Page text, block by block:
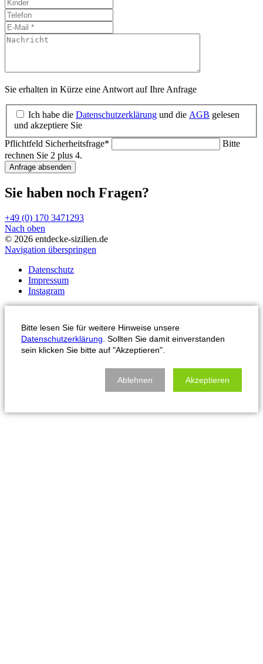
Sie erhalten in Kürze eine Antwort auf Ihre Anfrage
Ich habe die Datenschutzerklärung und die AGB gelesen
und akzeptiere Sie
Pflichtfeld Sicherheitsfrage*
Bitte
rechnen Sie 2 plus 4.
Anfrage absenden
Sie haben noch Fragen?
+49 (0) 170 3471293
Nach oben
© 2026 entdecke-sizilien.de
Navigation überspringen
Datenschutz
Impressum
Instagram
Bitte lesen Sie für weitere Hinweise unsere
Datenschutzerklärung . Sollten Sie damit einverstanden
sein klicken Sie bitte auf "Akzeptieren".
Ablehnen Akzeptieren